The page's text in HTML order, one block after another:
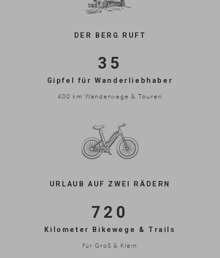
DER BERG RUFT
35
Gipfel für Wanderliebhaber
400 km Wanderwege & Touren
URLAUB AUF ZWEI RÄDERN
720
Kilometer Bikewege & Trails
für Groß & Klein